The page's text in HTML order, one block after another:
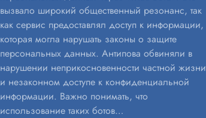
вызвало широкий общественный резонанс, так
как сервис предоставлял доступ к информации,
которая могла нарушать законы о защите
персональных данных. Антипова обвиняли в
нарушении неприкосновенности частной жизни
и незаконном доступе к конфиденциальной
информации. Важно понимать, что
использование таких ботов…